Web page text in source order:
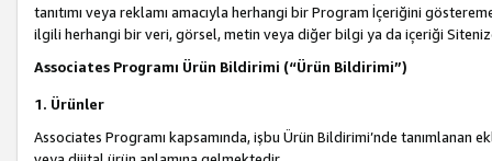
tanıtımı veya reklamı amacıyla herhangi bir Program İçeriğini
ilgili herhangi bir veri, görsel, metin veya diğer bilgi ya da içeriği
Associates Programı Ürün Bildirimi (“Ürün Bildirimi”)
1. Ürünler
Associates Programı kapsamında, işbu Ürün Bildirimi’nde